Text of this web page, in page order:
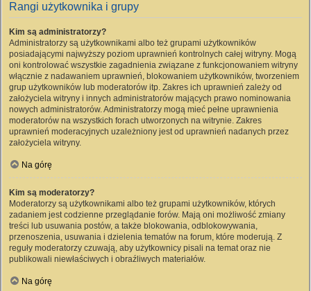
Rangi użytkownika i grupy
Kim są administratorzy?
Administratorzy są użytkownikami albo też grupami użytkowników
posiadającymi najwyższy poziom uprawnień kontrolnych całej witryny. Mogą
oni kontrolować wszystkie zagadnienia związane z funkcjonowaniem witryny
włącznie z nadawaniem uprawnień, blokowaniem użytkowników, tworzeniem
grup użytkowników lub moderatorów itp. Zakres ich uprawnień zależy od
założyciela witryny i innych administratorów mających prawo nominowania
nowych administratorów. Administratorzy mogą mieć pełne uprawnienia
moderatorów na wszystkich forach utworzonych na witrynie. Zakres
uprawnień moderacyjnych uzależniony jest od uprawnień nadanych przez
założyciela witryny.
Na górę
Kim są moderatorzy?
Moderatorzy są użytkownikami albo też grupami użytkowników, których
zadaniem jest codzienne przeglądanie forów. Mają oni możliwość zmiany
treści lub usuwania postów, a także blokowania, odblokowywania,
przenoszenia, usuwania i dzielenia tematów na forum, które moderują. Z
reguły moderatorzy czuwają, aby użytkownicy pisali na temat oraz nie
publikowali niewłaściwych i obraźliwych materiałów.
Na górę